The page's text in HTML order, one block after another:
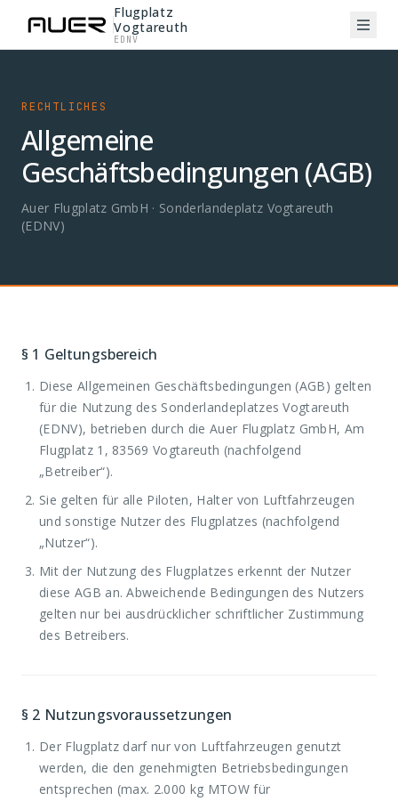
Flugplatz
Vogtareuth
EDNV
RECHTLICHES
Allgemeine
Geschäftsbedingungen (AGB)
Auer Flugplatz GmbH · Sonderlandeplatz Vogtareuth
(EDNV)
§ 1 Geltungsbereich
Diese Allgemeinen Geschäftsbedingungen (AGB) gelten
für die Nutzung des Sonderlandeplatzes Vogtareuth
(EDNV), betrieben durch die Auer Flugplatz GmbH, Am
Flugplatz 1, 83569 Vogtareuth (nachfolgend
„Betreiber“).
Sie gelten für alle Piloten, Halter von Luftfahrzeugen
und sonstige Nutzer des Flugplatzes (nachfolgend
„Nutzer“).
Mit der Nutzung des Flugplatzes erkennt der Nutzer
diese AGB an. Abweichende Bedingungen des Nutzers
gelten nur bei ausdrücklicher schriftlicher Zustimmung
des Betreibers.
§ 2 Nutzungsvoraussetzungen
Der Flugplatz darf nur von Luftfahrzeugen genutzt
werden, die den genehmigten Betriebsbedingungen
entsprechen (max. 2.000 kg MTOW für